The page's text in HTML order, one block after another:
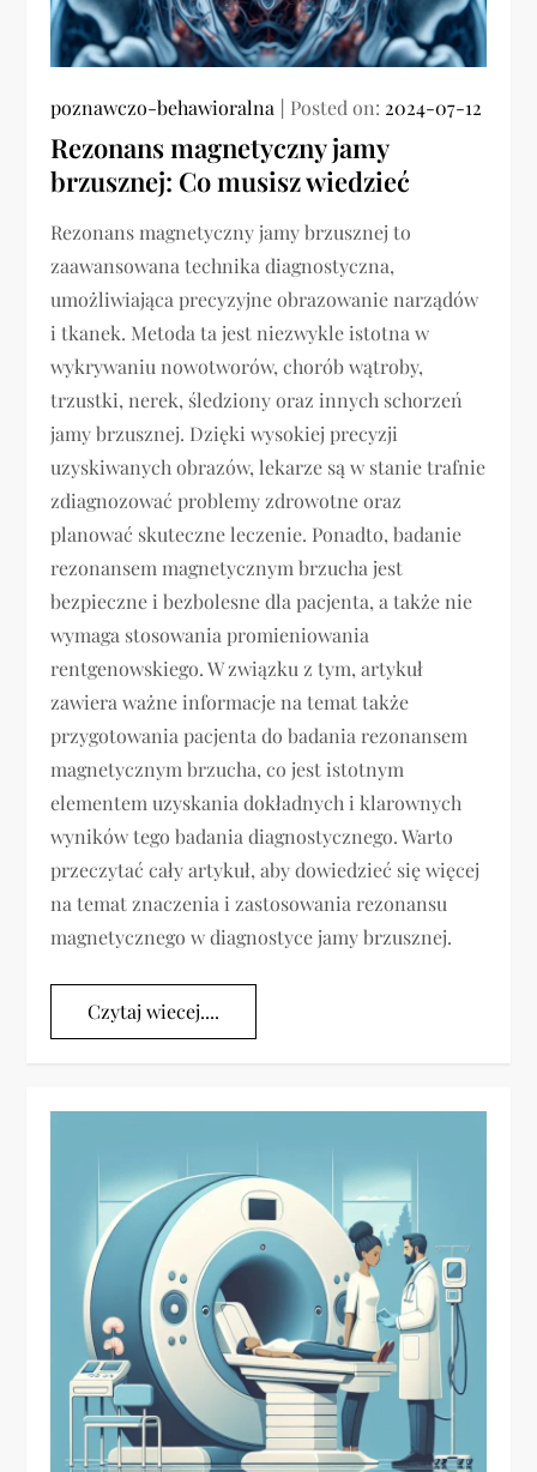
poznawczo-behawioralna Posted on: 2024-07-12
Rezonans magnetyczny jamy
brzusznej: Co musisz wiedzieć
Rezonans magnetyczny jamy brzusznej to
zaawansowana technika diagnostyczna,
umożliwiająca precyzyjne obrazowanie narządów
i tkanek. Metoda ta jest niezwykle istotna w
wykrywaniu nowotworów, chorób wątroby,
trzustki, nerek, śledziony oraz innych schorzeń
jamy brzusznej. Dzięki wysokiej precyzji
uzyskiwanych obrazów, lekarze są w stanie trafnie
zdiagnozować problemy zdrowotne oraz
planować skuteczne leczenie. Ponadto, badanie
rezonansem magnetycznym brzucha jest
bezpieczne i bezbolesne dla pacjenta, a także nie
wymaga stosowania promieniowania
rentgenowskiego. W związku z tym, artykuł
zawiera ważne informacje na temat także
przygotowania pacjenta do badania rezonansem
magnetycznym brzucha, co jest istotnym
elementem uzyskania dokładnych i klarownych
wyników tego badania diagnostycznego. Warto
przeczytać cały artykuł, aby dowiedzieć się więcej
na temat znaczenia i zastosowania rezonansu
magnetycznego w diagnostyce jamy brzusznej.
Czytaj wiecej....